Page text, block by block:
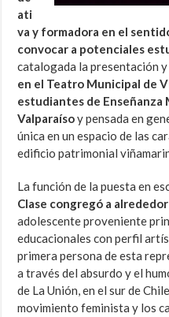
ati
va y formadora en el
convocar a potenciales
catalogada la presentación y
en el Teatro Municipal de
estudiantes de Enseñanza
Valparaísoy pensada en
única en un espacio de las
edificio patrimonial
La función de la puesta en
Clase congregó a
adolescente proveniente
educacionales con perfil
primera persona de esta
a través del absurdo y el
de La Unión, en el sur de
movimiento feminista y los